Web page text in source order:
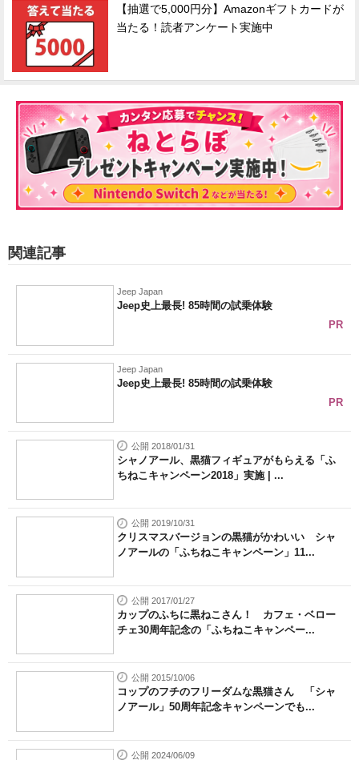
【抽選で5,000円分】Amazonギフトカードが
当たる！読者アンケート実施中
関連記事
Jeep Japan
Jeep史上最長! 85時間の試乗体験
PR
Jeep Japan
Jeep史上最長! 85時間の試乗体験
PR
公開 2018/01/31
シャノアール、黒猫フィギュアがもらえる「ふ
ちねこキャンペーン2018」実施 | ...
公開 2019/10/31
クリスマスバージョンの黒猫がかわいい シャ
ノアールの「ふちねこキャンペーン」11...
公開 2017/01/27
カップのふちに黒ねこさん！ カフェ・ベロー
チェ30周年記念の「ふちねこキャンペー...
公開 2015/10/06
コップのフチのフリーダムな黒猫さん 「シャ
ノアール」50周年記念キャンペーンでも...
公開 2024/06/09